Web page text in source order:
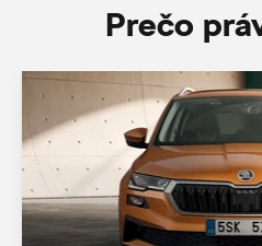
Prečo